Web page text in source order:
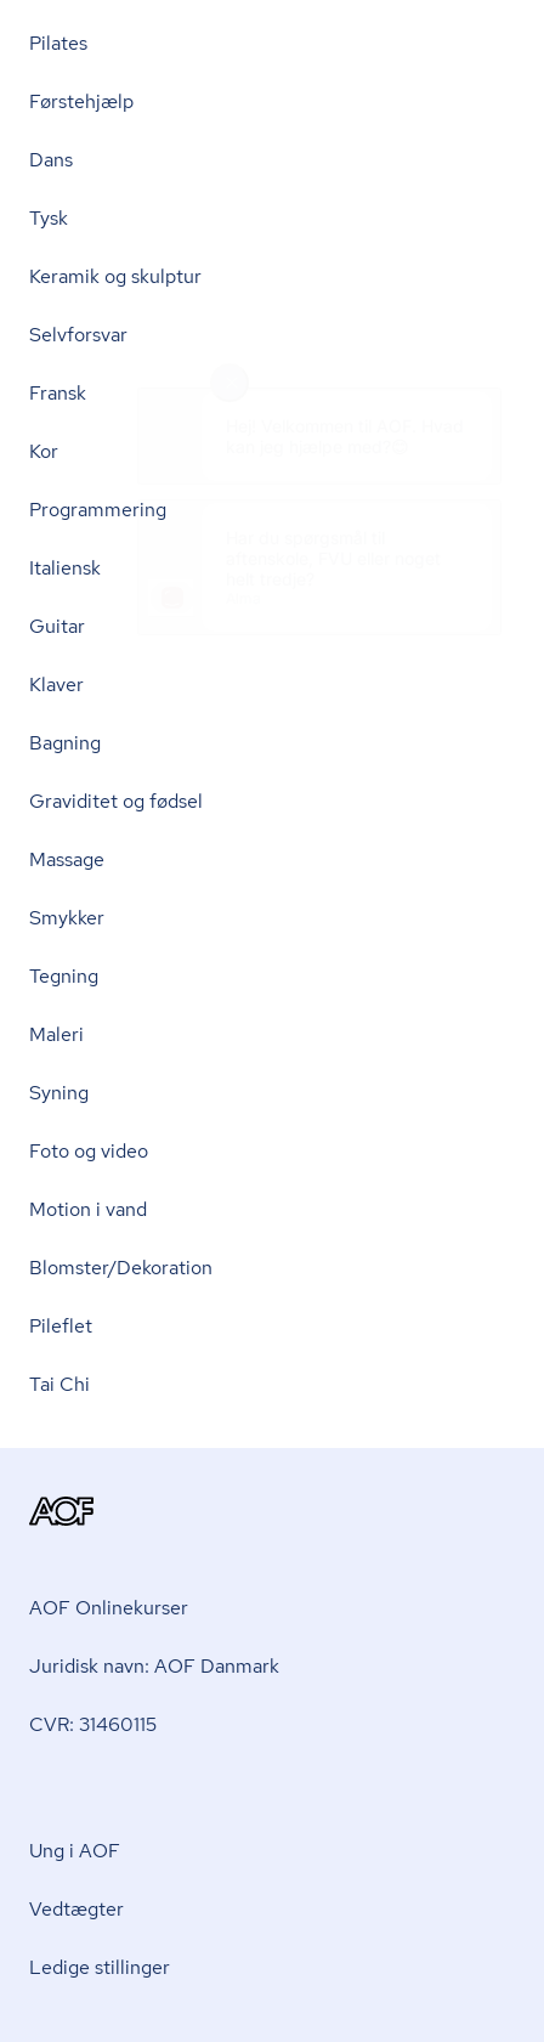
Pilates
Førstehjælp
Dans
Tysk
Keramik og skulptur
Selvforsvar
Fransk
Kor
Programmering
Italiensk
Guitar
Klaver
Bagning
Graviditet og fødsel
Massage
Smykker
Tegning
Maleri
Syning
Foto og video
Motion i vand
Blomster/Dekoration
Pileflet
Tai Chi
AOF Onlinekurser
Juridisk navn: AOF Danmark
CVR: 31460115
Ung i AOF
Vedtægter
Ledige stillinger